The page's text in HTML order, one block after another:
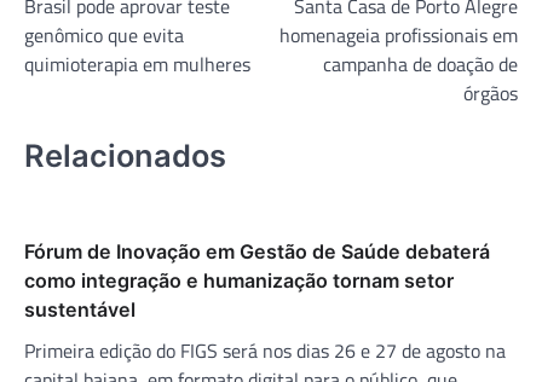
de
Post
genômico que evita
quimioterapia em mulheres
homenageia profissionais em
campanha de doação de
órgãos
Relacionados
Fórum de Inovação em Gestão de Saúde debaterá
como integração e humanização tornam setor
sustentável
Primeira edição do FIGS será nos dias 26 e 27 de agosto na